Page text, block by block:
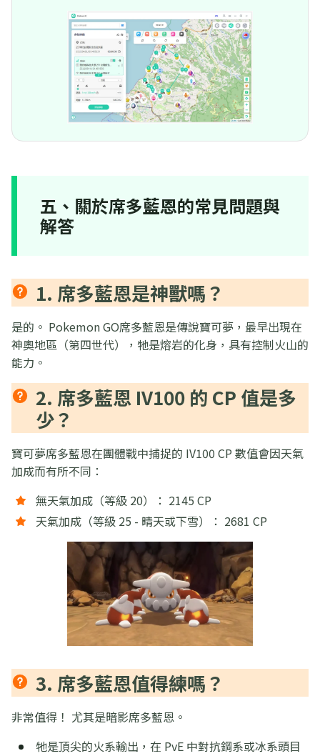
五、關於席多藍恩的常見問題與
解答
1. 席多藍恩是神獸嗎？
是的。 Pokemon GO席多藍恩是傳說寶可夢，最早出現在
神奧地區（第四世代），牠是熔岩的化身，具有控制火山的
能力。
2. 席多藍恩 IV100 的 CP 值是多
少？
寶可夢席多藍恩在團體戰中捕捉的 IV100 CP 數值會因天氣
加成而有所不同：
無天氣加成（等級 20）： 2145 CP
天氣加成（等級 25 - 晴天或下雪）： 2681 CP
3. 席多藍恩值得練嗎？
非常值得！ 尤其是暗影席多藍恩。
牠是頂尖的火系輸出，在 PvE 中對抗鋼系或冰系頭目